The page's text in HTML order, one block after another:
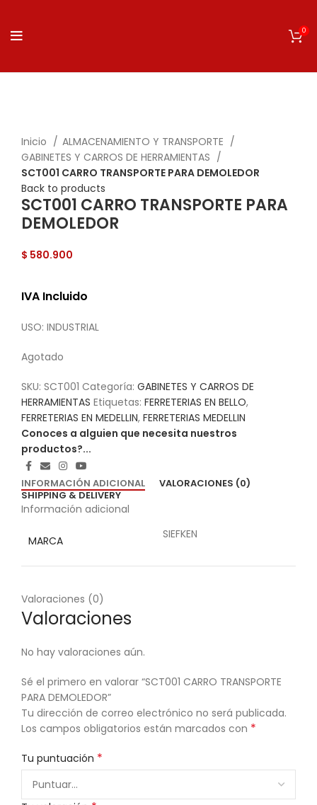
0
Inicio
ALMACENAMIENTO Y TRANSPORTE
GABINETES Y CARROS DE HERRAMIENTAS
SCT001 CARRO TRANSPORTE PARA DEMOLEDOR
Back to products
SCT001 CARRO TRANSPORTE PARA
DEMOLEDOR
$ 580.900
IVA Incluido
USO: INDUSTRIAL
Agotado
SKU: SCT001 Categoría: GABINETES Y CARROS DE
HERRAMIENTAS Etiquetas: FERRETERIAS EN BELLO,
FERRETERIAS EN MEDELLIN, FERRETERIAS MEDELLIN
Conoces a alguien que necesita nuestros
productos?...
INFORMACIÓN ADICIONAL
VALORACIONES (0)
SHIPPING & DELIVERY
Información adicional
MARCA SIEFKEN
Valoraciones (0)
Valoraciones
No hay valoraciones aún.
Sé el primero en valorar “SCT001 CARRO TRANSPORTE
PARA DEMOLEDOR”
Tu dirección de correo electrónico no será publicada.
Los campos obligatorios están marcados con *
Tu puntuación *